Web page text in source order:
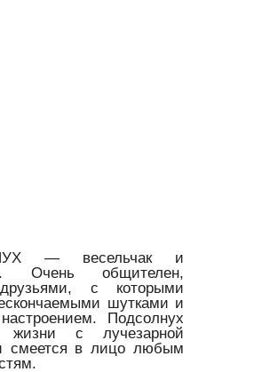
— весельчак и
Очень общителен,
с которыми
шутками и
Подсолнух
с лучезарной
смеется в лицо любым